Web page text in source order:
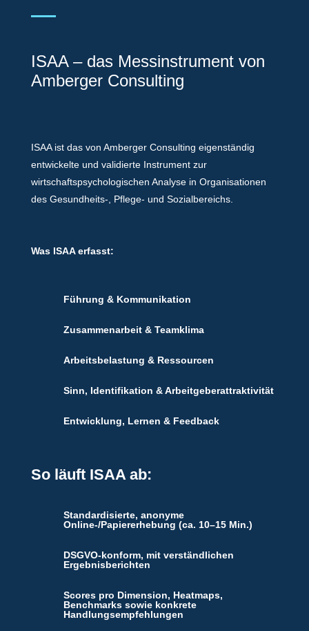
ISAA – das Messinstrument von
Amberger Consulting
ISAA ist das von Amberger Consulting eigenständig
entwickelte und validierte Instrument zur
wirtschaftspsychologischen Analyse in Organisationen
des Gesundheits-, Pflege- und Sozialbereichs.
Was ISAA erfasst:
Führung & Kommunikation
Zusammenarbeit & Teamklima
Arbeitsbelastung & Ressourcen
Sinn, Identifikation & Arbeitgeberattraktivität
Entwicklung, Lernen & Feedback
So läuft ISAA ab:
Standardisierte, anonyme
Online-/Papiererhebung (ca. 10–15 Min.)
DSGVO-konform, mit verständlichen
Ergebnisberichten
Scores pro Dimension, Heatmaps,
Benchmarks sowie konkrete
Handlungsempfehlungen